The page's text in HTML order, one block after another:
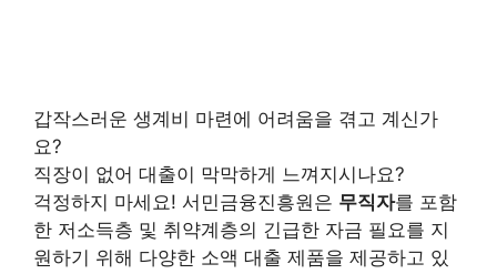
갑작스러운 생계비 마련에 어려움을 겪고 계신가
요?
직장이 없어 대출이 막막하게 느껴지시나요?
걱정하지 마세요! 서민금융진흥원은 무직자를 포함
한 저소득층 및 취약계층의 긴급한 자금 필요를 지
원하기 위해 다양한 소액 대출 제품을 제공하고 있